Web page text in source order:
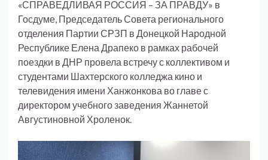
«СПРАВЕДЛИВАЯ РОССИЯ – ЗА ПРАВДУ» в
Госдуме, Председатель Совета регионального
отделения Партии СРЗП в Донецкой Народной
Республике Елена Драпеко в рамках рабочей
поездки в ДНР провела встречу с коллективом и
студентами Шахтерского колледжа кино и
телевидения имени Ханжонкова во главе с
директором учебного заведения Жаннетой
Августиновной Хроленок.